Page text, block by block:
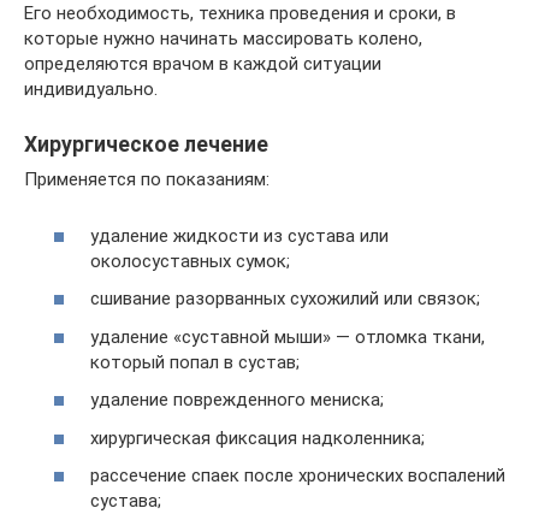
Его необходимость, техника проведения и сроки, в
которые нужно начинать массировать колено,
определяются врачом в каждой ситуации
индивидуально.
Хирургическое лечение
Применяется по показаниям:
удаление жидкости из сустава или
околосуставных сумок;
сшивание разорванных сухожилий или связок;
удаление «суставной мыши» — отломка ткани,
который попал в сустав;
удаление поврежденного мениска;
хирургическая фиксация надколенника;
рассечение спаек после хронических воспалений
сустава;